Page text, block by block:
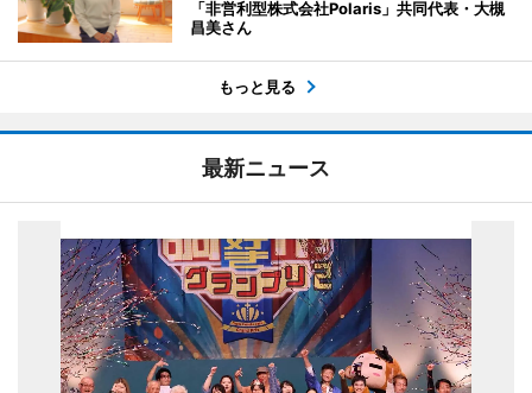
「非営利型株式会社Polaris」共同代表・大槻
昌美さん
もっと見る
最新ニュース